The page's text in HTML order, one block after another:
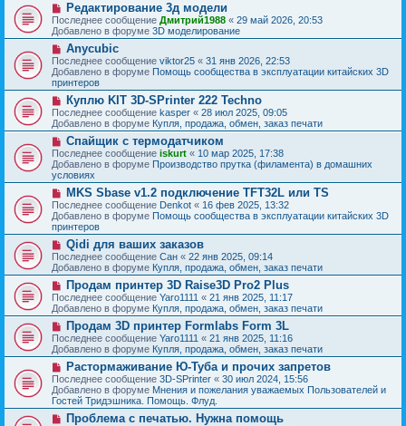
щ
е
н
и
е
о
о
б
щ
е
н
и
е
Н
о
в
о
е
с
о
о
б
щ
е
н
и
е
Редактирование 3д модели
Последнее сообщение Дмитрий1988 « 29 май 2026, 20:53
Добавлено в форуме 3D моделирование
Н
о
в
о
е
о
о
б
щ
е
н
и
е
Anycubic
Последнее сообщение viktor25 « 31 янв 2026, 22:53
Добавлено в форуме Помощь сообщества в эксплуатации китайских 3D
принтеров
Н
о
в
о
е
с
о
о
б
щ
е
н
и
е
Куплю KIT 3D-SPrinter 222 Techno
Последнее сообщение kasper « 28 июл 2025, 09:05
Добавлено в форуме Купля, продажа, обмен, заказ печати
Н
о
в
о
е
о
о
б
щ
е
н
и
е
Спайщик с термодатчиком
Последнее сообщение iskurt « 10 мар 2025, 17:38
Добавлено в форуме Производство прутка (филамента) в домашних
условиях
Н
о
в
о
е
с
о
о
б
щ
е
н
и
е
MKS Sbase v1.2 подключение TFT32L или TS
Последнее сообщение Denkot « 16 фев 2025, 13:32
Добавлено в форуме Помощь сообщества в эксплуатации китайских 3D
принтеров
Н
о
в
о
с
о
о
б
щ
е
н
и
е
Qidi для ваших заказов
Последнее сообщение Сан « 22 янв 2025, 09:14
Добавлено в форуме Купля, продажа, обмен, заказ печати
Н
о
в
о
с
о
о
б
щ
е
н
и
е
Продам принтер 3D Raise3D Pro2 Plus
Последнее сообщение Yaro1111 « 21 янв 2025, 11:17
Добавлено в форуме Купля, продажа, обмен, заказ печати
Н
о
в
о
с
о
о
б
щ
Продам 3D принтер Formlabs Form 3L
Последнее сообщение Yaro1111 « 21 янв 2025, 11:16
Добавлено в форуме Купля, продажа, обмен, заказ печати
Н
о
в
о
е
Растормаживание Ю-Туба и прочих запретов
Последнее сообщение 3D-SPrinter « 30 июл 2024, 15:56
Добавлено в форуме Мнения и пожелания уважаемых Пользователей и
Гостей Тридэшника. Помощь. Флуд.
НПроблема с печатью. Нужна помощь